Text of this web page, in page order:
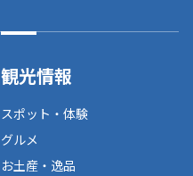
観光情報
スポット・体験
グルメ
お土産・逸品